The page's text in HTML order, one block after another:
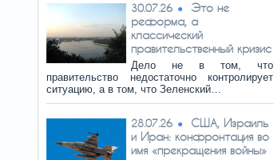
30.07.26
Это не
реформа, а
классический
правительственный кризис
Дело не в том, что
правительство недостаточно контролирует
ситуацию, а в том, что Зеленский…
28.07.26
США, Израиль
и Иран: конфронтация во
имя «прекращения войны»